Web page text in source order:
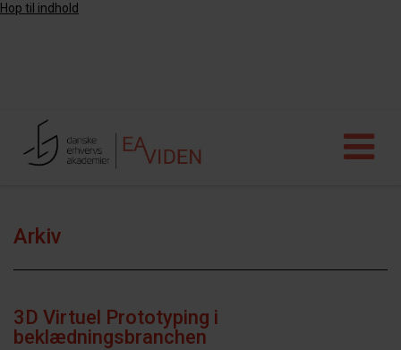
Hop til indhold
Arkiv
3D Virtuel Prototyping i
beklædningsbranchen